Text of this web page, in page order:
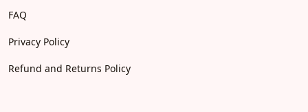
FAQ
Privacy Policy
Refund and Returns Policy